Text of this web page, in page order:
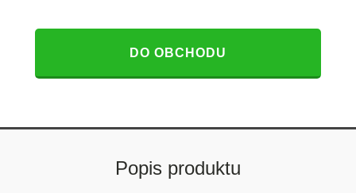
DO OBCHODU
Popis produktu